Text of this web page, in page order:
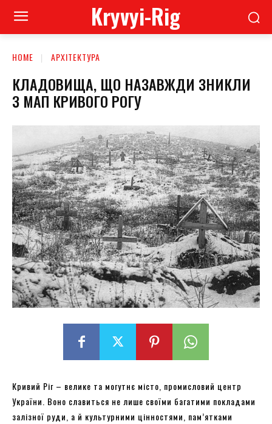
Kryvyi-Rig
HOME АРХІТЕКТУРА
КЛАДОВИЩА, ЩО НАЗАВЖДИ ЗНИКЛИ
З МАП КРИВОГО РОГУ
Кривий Ріг – велике та могутнє місто, промисловий центр
України. Воно славиться не лише своїми багатими покладами
залізної руди, а й культурними цінностями, пам’ятками